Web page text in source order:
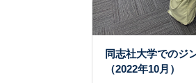
同志社大学でのジ
（2022年10月）